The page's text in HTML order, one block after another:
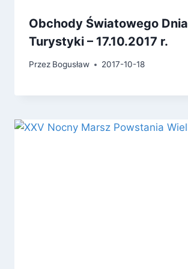
Obchody Światowego Dnia
Turystyki – 17.10.2017 r.
Przez Bogusław 2017-10-18